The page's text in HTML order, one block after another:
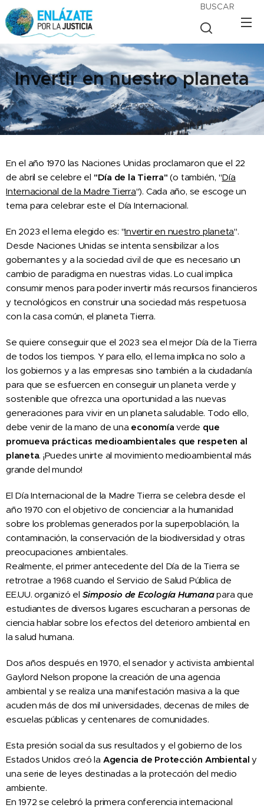
BUSCAR
Invertir en nuestro planeta
21.04.2023
En el año 1970 las Naciones Unidas proclamaron que el 22
de abril se celebre el "Día de la Tierra" (o también, "Día
Internacional de la Madre Tierra"). Cada año, se escoge un
tema para celebrar este el Día Internacional.
En 2023 el lema elegido es: "Invertir en nuestro planeta".
Desde Naciones Unidas se intenta sensibilizar a los
gobernantes y a la sociedad civil de que es necesario un
cambio de paradigma en nuestras vidas. Lo cual implica
consumir menos para poder invertir más recursos financieros
y tecnológicos en construir una sociedad más respetuosa
con la casa común, el planeta Tierra.
Se quiere conseguir que el 2023 sea el mejor Día de la Tierra
de todos los tiempos. Y para ello, el lema implica no solo a
los gobiernos y a las empresas sino también a la ciudadanía
para que se esfuercen en conseguir un planeta verde y
sostenible que ofrezca una oportunidad a las nuevas
generaciones para vivir en un planeta saludable. Todo ello,
debe venir de la mano de una economía verde que
promueva prácticas medioambientales que respeten al
planeta. ¡Puedes unirte al movimiento medioambiental más
grande del mundo!
El Día Internacional de la Madre Tierra se celebra desde el
año 1970 con el objetivo de concienciar a la humanidad
sobre los problemas generados por la superpoblación, la
contaminación, la conservación de la biodiversidad y otras
preocupaciones ambientales.
Realmente, el primer antecedente del Día de la Tierra se
retrotrae a 1968 cuando el Servicio de Salud Pública de
EE.UU. organizó el Simposio de Ecología Humanapara que
estudiantes de diversos lugares escucharan a personas de
ciencia hablar sobre los efectos del deterioro ambiental en
la salud humana.
Dos años después en 1970, el senador y activista ambiental
Gaylord Nelson propone la creación de una agencia
ambiental y se realiza una manifestación masiva a la que
acuden más de dos mil universidades, decenas de miles de
escuelas públicas y centenares de comunidades.
Esta presión social da sus resultados y el gobierno de los
Estados Unidos creó la Agencia de Protección Ambiental y
una serie de leyes destinadas a la protección del medio
ambiente.
En 1972 se celebró la primera conferencia internacional